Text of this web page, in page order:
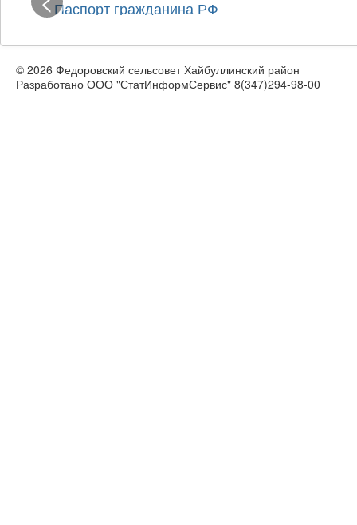
Паспорт гражданина РФ
© 2026 Федоровский сельсовет Хайбуллинский район
Разработано ООО "СтатИнформСервис" 8(347)294-98-00